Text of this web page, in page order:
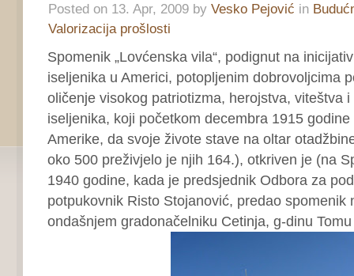
Posted on 13. Apr, 2009 by Vesko Pejović in
Valorizacija prošlosti
Spomenik „Lovćenska vila“, podignut na
iseljenika u Americi, potopljenim dobrovoljcima
oličenje visokog patriotizma, herojstva, viteštva
iseljenika, koji početkom decembra 1915
Amerike, da svoje živote stave na oltar
oko 500 preživjelo je njih 164.), otkriven je (na
1940 godine, kada je predsjednik Odbora za
potpukovnik Risto Stojanović, predao spomenik
ondašnjem gradonačelniku Cetinja, g-dinu